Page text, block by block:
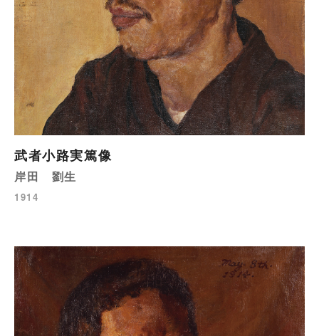
武者小路実篤像
岸田 劉生
1914